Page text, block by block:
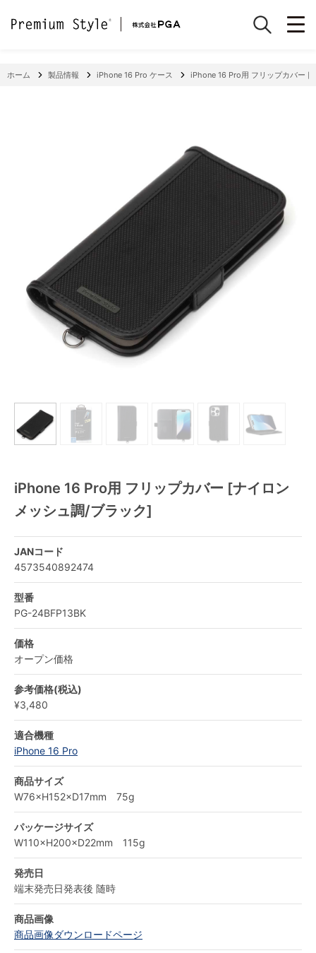
ホーム 製品情報 iPhone 16 Pro ケース iPhone 16 Pro用 フリップカバー [
iPhone 16 Pro用 フリップカバー [ナイロン
メッシュ調/ブラック]
JANコード
4573540892474
型番
PG-24BFP13BK
価格
オープン価格
参考価格(税込)
¥3,480
適合機種
iPhone 16 Pro
商品サイズ
W76×H152×D17mm 75g
パッケージサイズ
W110×H200×D22mm 115g
発売日
端末発売日発表後 随時
商品画像
商品画像ダウンロードページ